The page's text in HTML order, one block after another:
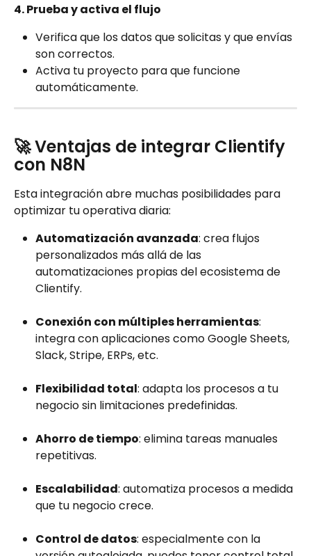
4. Prueba y activa el flujo
Verifica que los datos que solicitas y que envías
son correctos.
Activa tu proyecto para que funcione
automáticamente.
🚀 Ventajas de integrar Clientify
con N8N
Esta integración abre muchas posibilidades para
optimizar tu operativa diaria:
Automatización avanzada: crea flujos
personalizados más allá de las
automatizaciones propias del ecosistema de
Clientify.
Conexión con múltiples herramientas:
integra con aplicaciones como Google Sheets,
Slack, Stripe, ERPs, etc.
Flexibilidad total: adapta los procesos a tu
negocio sin limitaciones predefinidas.
Ahorro de tiempo: elimina tareas manuales
repetitivas.
Escalabilidad: automatiza procesos a medida
que tu negocio crece.
Control de datos: especialmente con la